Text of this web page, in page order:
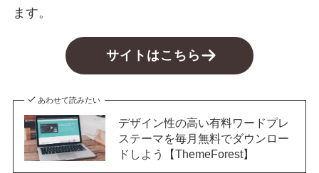
ます。
サイトはこちら
あわせて読みたい
デザイン性の高い有料ワードプレ
ステーマを毎月無料でダウンロー
ドしよう【ThemeForest】